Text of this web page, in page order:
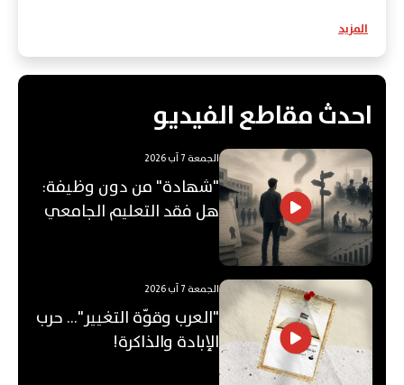
المزيد
احدث مقاطع الفيديو
الجمعة 7 آب 2026
"شهادة" من دون وظيفة:
هل فقد التعليم الجامعي
الجمعة 7 آب 2026
"العرب وقوّة التغيير"... حرب
الإبادة والذاكرة!